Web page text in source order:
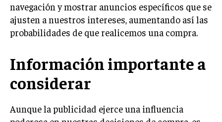
ÉXITO EMPRESARIAL Y CASOS DE ESTUDIO
GOBIERNO CORPORATIVO
ESTRATEGIAS DE NEGOCIOS
MARKETING B2B
FRANQUICIAS
navegación y mostrar anuncios específicos que se
ajusten a nuestros intereses, aumentando así las
probabilidades de que realicemos una compra.
Información importante a
considerar
Aunque la publicidad ejerce una influencia